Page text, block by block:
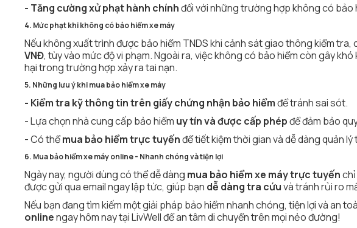
- Tăng cường xử phạt hành chínhđối với những trường hợp không có bảo
4. Mức phạt khi không có bảo hiểm xe máy
Nếu không xuất trình được bảo hiểm TNDS khi cảnh sát giao thông kiểm
VNĐ, tùy vào mức độ vi phạm. Ngoài ra, việc không có bảo hiểm còn gây
hại trong trường hợp xảy ra tai nạn.
5. Những lưu ý khi mua bảo hiểm xe máy
- Kiểm tra kỹ thông tin trên giấy chứng nhận bảo hiểmđể tránh sai sót.
- Lựa chọn nhà cung cấp bảo hiểm uy tín và được cấp phépđể đảm bảo
- Có thểmua bảo hiểm trực tuyếnđể tiết kiệm thời gian và dễ dàng quản lý
6. Mua bảo hiểm xe máy online - Nhanh chóng và tiện lợi
Ngày nay, người dùng có thể dễ dàng mua bảo hiểm xe máy trực tuyến
được gửi qua email ngay lập tức, giúp bạn dễ dàng tra cứuvà tránh rủi ro
Nếu bạn đang tìm kiếm một giải pháp bảo hiểm nhanh chóng, tiện lợi và an
onlinengay hôm nay tại LivWell để an tâm di chuyển trên mọi nẻo đường!